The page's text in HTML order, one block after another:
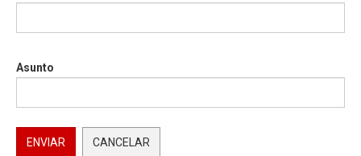
Asunto
ENVIAR CANCELAR